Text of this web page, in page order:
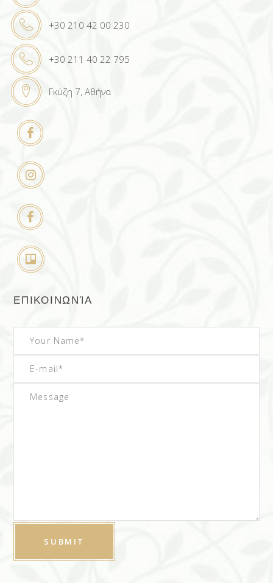
+30 210 42 00 230
+30 211 40 22 795
Γκύζη 7, Αθήνα
ΕΠΙΚΟΙΝΩΝΊΑ